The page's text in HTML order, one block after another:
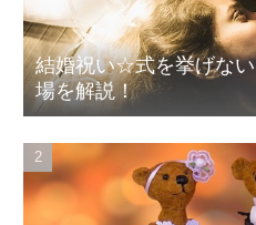
結婚祝い☆式を挙げな
場を解説！